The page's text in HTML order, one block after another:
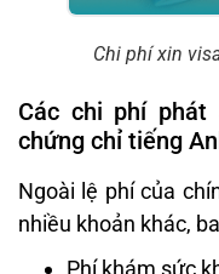
Chi phí xin
Các chi phí phát
chứng chỉ tiếng
Ngoài lệ phí của
nhiều khoản khác,
Phí khám sức